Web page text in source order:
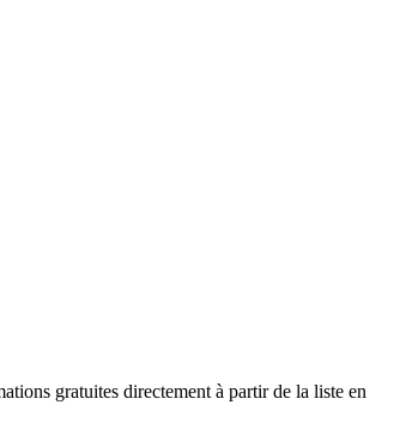
gratuites directement à partir de la liste en